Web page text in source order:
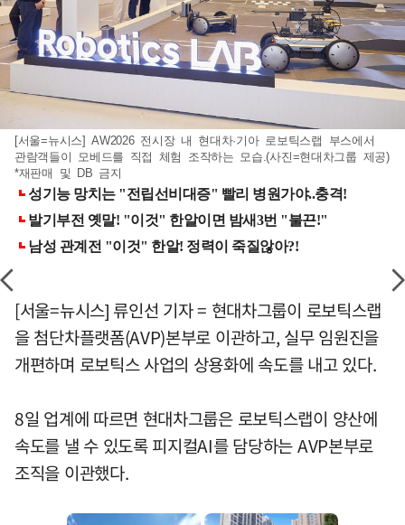
[서울=뉴시스] AW2026 전시장 내 현대차·기아 로보틱스랩 부스에서
관람객들이 모베드를 직접 체험 조작하는 모습.(사진=현대차그룹 제공)
*재판매 및 DB 금지
[서울=뉴시스] 류인선 기자 = 현대차그룹이 로보틱스랩
을 첨단차플랫폼(AVP)본부로 이관하고, 실무 임원진을
개편하며 로보틱스 사업의 상용화에 속도를 내고 있다.
8일 업계에 따르면 현대차그룹은 로보틱스랩이 양산에
속도를 낼 수 있도록 피지컬AI를 담당하는 AVP본부로
조직을 이관했다.